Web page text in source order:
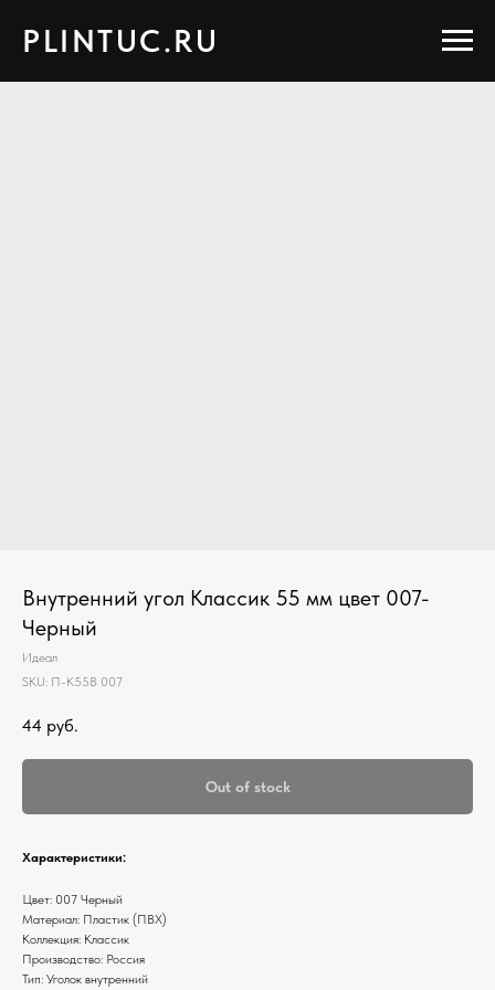
PLINTUC.RU
Внутренний угол Классик 55 мм цвет 007-
Черный
Идеал
SKU: П-К55В 007
44 руб.
Out of stock
Характеристики:
Цвет: 007 Черный
Материал: Пластик (ПВХ)
Коллекция: Классик
Производство: Россия
Тип: Уголок внутренний